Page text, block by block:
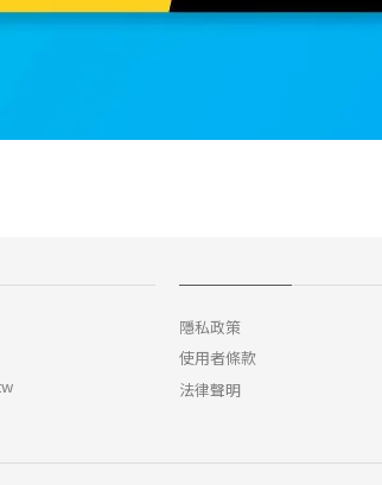
隱私政策
使用者條款
法律聲明